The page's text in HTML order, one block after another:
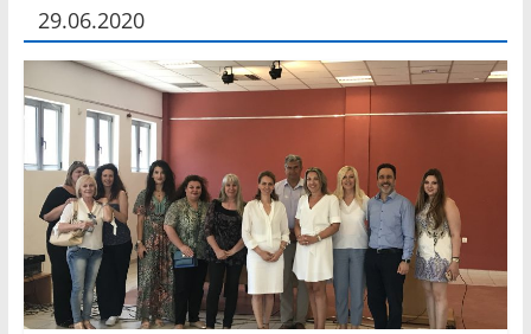
29.06.2020